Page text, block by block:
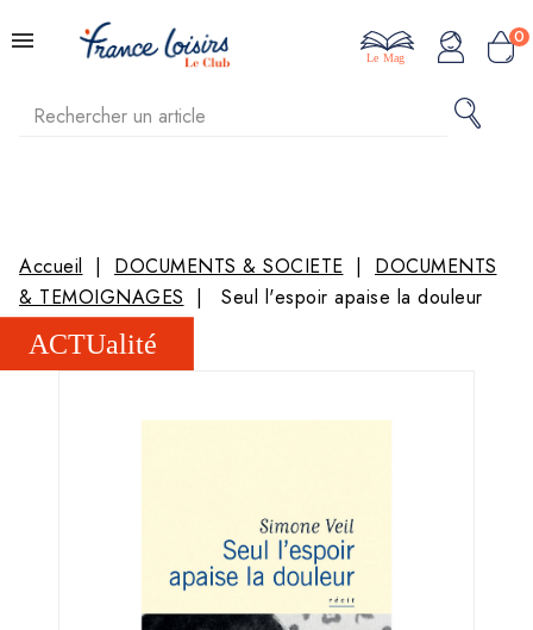
0
Le Mag
Accueil DOCUMENTS & SOCIETE
DOCUMENTS
& TEMOIGNAGES
Seul l'espoir apaise la douleur